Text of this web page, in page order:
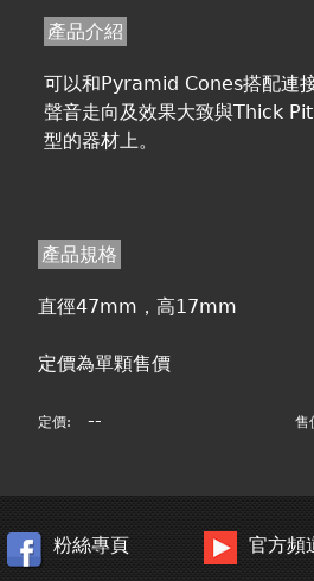
產品介紹
可以和Pyramid Cones搭配連
聲音走向及效果大致與Thick
型的器材上。
產品規格
直徑47mm，高17mm
定價為單顆售價
定價: -- 售
粉絲專頁 官方頻